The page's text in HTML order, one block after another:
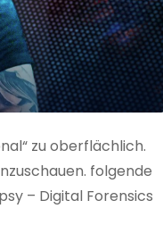
zu oberflächlich.
folgende
– Digital Forensics